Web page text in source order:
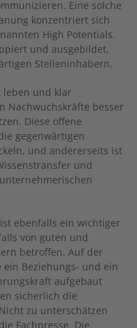
Eine solche
konzentriert sich
High Potentials.
und ausgebildet,
Stelleninhabern.
leben und klar
Nachwuchskräfte besser
Diese offene
gegenwärtigen
und andererseits ist
und
ebenfalls ein wichtiger
von guten und
betroffen. Auf der
Beziehungs- und ein
aufgebaut
sicherlich die
zu unterschätzen
Fachpresse. Die